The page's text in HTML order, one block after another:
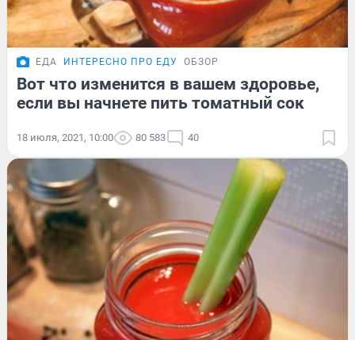
ЕДА ИНТЕРЕСНО ПРО ЕДУ ОБЗОР
Вот что изменится в вашем здоровье,
если вы начнете пить томатный сок
18 июля, 2021, 10:00 80 583 40